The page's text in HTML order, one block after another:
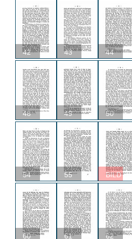
42 43 44
48 49 50
54 55 BILD
60 61 62